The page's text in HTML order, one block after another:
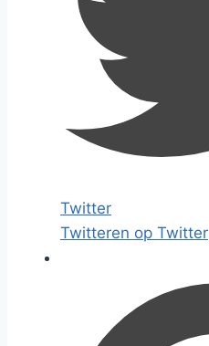
Twitter
Twitteren op Twitter